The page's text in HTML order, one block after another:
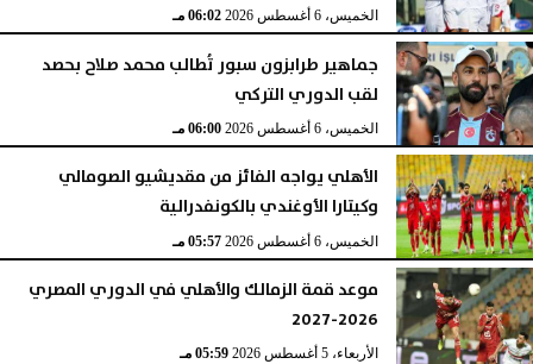
الخميس، 6 أغسطس 2026 06:04 مـ
الخميس، 6 أغسطس 2026 06:02 مـ
جماهير طرابزون سبور تُطالب محمد صلاح بحصد
لقب الدوري التركي
الخميس، 6 أغسطس 2026 06:00 مـ
الأهلي يواجه الفائز من مقديشيو الصومالي
وكيتارا الأوغندي بالكونفدرالية
الخميس، 6 أغسطس 2026 05:57 مـ
موعد قمة الزمالك والأهلي في الدوري المصري
2026-2027
الأربعاء، 5 أغسطس 2026 05:59 مـ